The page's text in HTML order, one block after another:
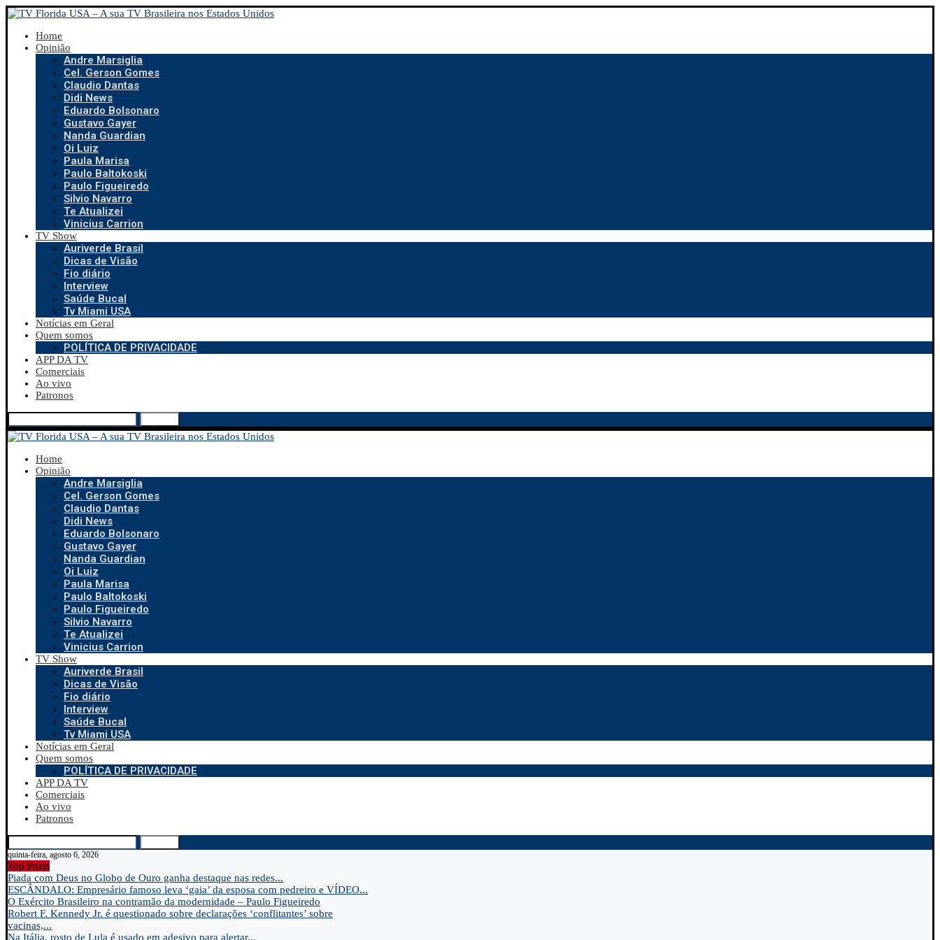
Home
Opinião
Andre Marsiglia
Cel. Gerson Gomes
Claudio Dantas
Didi News
Eduardo Bolsonaro
Gustavo Gayer
Nanda Guardian
Oi Luiz
Paula Marisa
Paulo Baltokoski
Paulo Figueiredo
Silvio Navarro
Te Atualizei
Vinicius Carrion
TV Show
Auriverde Brasil
Dicas de Visão
Fio diário
Interview
Saúde Bucal
Tv Miami USA
Notícias em Geral
Quem somos
POLÍTICA DE PRIVACIDADE
APP DA TV
Comerciais
Ao vivo
Patronos
Home
Opinião
Andre Marsiglia
Cel. Gerson Gomes
Claudio Dantas
Didi News
Eduardo Bolsonaro
Gustavo Gayer
Nanda Guardian
Oi Luiz
Paula Marisa
Paulo Baltokoski
Paulo Figueiredo
Silvio Navarro
Te Atualizei
Vinicius Carrion
TV Show
Auriverde Brasil
Dicas de Visão
Fio diário
Interview
Saúde Bucal
Tv Miami USA
Notícias em Geral
Quem somos
POLÍTICA DE PRIVACIDADE
APP DA TV
Comerciais
Ao vivo
Patronos
quinta-feira, agosto 6, 2026
Top Posts
Piada com Deus no Globo de Ouro ganha destaque nas redes...
ESCÂNDALO: Empresário famoso leva ‘gaia’ da esposa com pedreiro e VÍDEO...
O Exército Brasileiro na contramão da modernidade – Paulo Figueiredo
Robert F. Kennedy Jr. é questionado sobre declarações ‘conflitantes’ sobre
vacinas,...
Na Itália, rosto de Lula é usado em adesivo para alertar...